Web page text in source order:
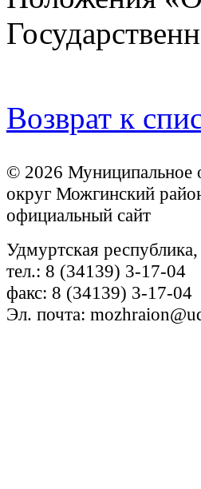
Возврат к
© 2026 Муниципальное
округ Можгинский
официальный сайт
Удмуртская
тел.: 8 (34139) 3-17-04
факс: 8 (34139) 3-17-04
Эл. почта: